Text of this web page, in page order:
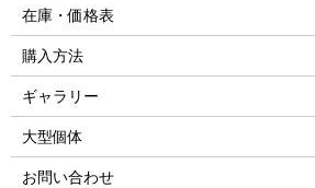
在庫・価格表
購入方法
ギャラリー
大型個体
お問い合わせ